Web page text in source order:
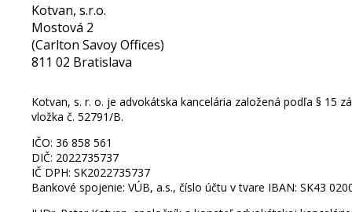
Kotvan, s.r.o.
Mostová 2
(Carlton Savoy Offices)
811 02 Bratislava
Kotvan, s. r. o. je advokátska kancelária založená podľa § 15
vložka č. 52791/B.
​IČO: 36 858 561
DIČ: 2022735737
IČ DPH: SK2022735737
Bankové spojenie: VÚB, a.s., číslo účtu v tvare IBAN: SK43